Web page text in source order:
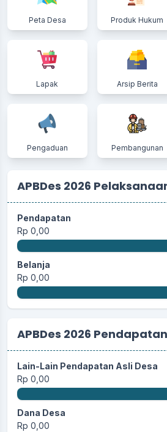
Peta Desa Produk Hukum
Lapak Arsip Berita
Pengaduan Pembangunan
APBDes 2026
Pendapatan
Rp 0,00
Belanja
Rp 0,00
APBDes 2026 Pendapatan
Lain-Lain Pendapatan Asli Desa
Rp 0,00
Dana Desa
Rp 0,00